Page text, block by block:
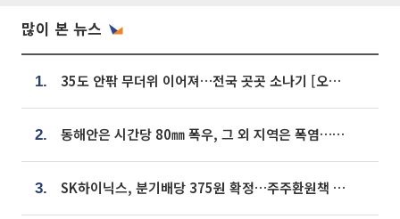
많이 본 뉴스
1. 35도 안팎 무더위 이어져…전국 곳곳 소나기 [오늘 날씨]
2. 동해안은 시간당 80㎜ 폭우, 그 외 지역은 폭염…‘극과 극 날씨’
3. SK하이닉스, 분기배당 375원 확정…주주환원책 9월로 앞당겨 발표